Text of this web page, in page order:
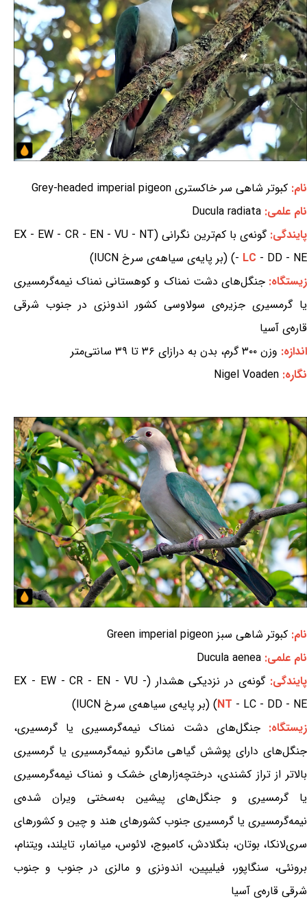
نام: کبوتر شاهی سر خاکستری Grey-headed imperial pigeon
نام علمی: Ducula radiata
پایندگی:
گونه‌ی با کم‌ترین نگرانی (EX - EW - CR - EN - VU - NT
- LC - DD - NE) (بر پایه‌ی سیاهه‌ی سرخ IUCN)
زیستگاه:جنگل‌های دشت نمناک و کوهستانی نمناک نیمه‌گرمسیری
یا گرمسیری جزیره‌ی سولاوسی کشور اندونزی در جنوب شرقی
قاره‌ی آسیا
اندازه: وزن ۳۰۰ گرم، بدن به درازای ۳۶ تا ۳۹ سانتی‌متر
نگاره: Nigel Voaden
نام: کبوتر شاهی سبز Green imperial pigeon
نام علمی: Ducula aenea
پایندگی:گونه‌ی در نزدیکی هشدار (EX - EW - CR - EN - VU -
NT - LC - DD - NE) (بر پایه‌ی سیاهه‌ی سرخ IUCN)
زیستگاه:جنگل‌های دشت نمناک نیمه‌گرمسیری یا گرمسیری،
جنگل‌های دارای پوشش گیاهی مانگرو نیمه‌گرمسیری یا گرمسیری
بالاتر از تراز کشندی، درختچه‌زارهای خشک و نمناک نیمه‌گرمسیری
یا گرمسیری و جنگل‌های پیشین به‌سختی ویران شده‌ی
نیمه‌گرمسیری یا گرمسیری جنوب کشورهای هند و چین و کشورهای
سری‌لانکا، بوتان، بنگلادش، کامبوج، لائوس، میانمار، تایلند، ویتنام،
برونئی، سنگاپور، فیلیپین، اندونزی و مالزی در جنوب و جنوب
شرقی قاره‌ی آسیا